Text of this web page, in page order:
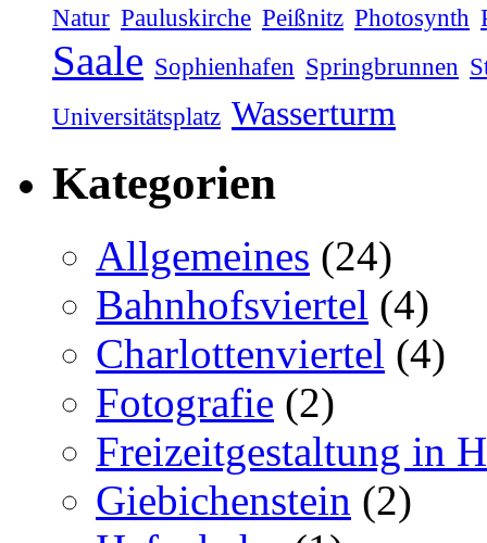
Natur Pauluskirche Peißnitz Photosynth
Saale Sophienhafen Springbrunnen
Universitätsplatz Wasserturm
Kategorien
Allgemeines (24)
Bahnhofsviertel (4)
Charlottenviertel (4)
Fotografie (2)
Freizeitgestaltung in
Giebichenstein (2)